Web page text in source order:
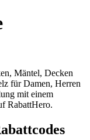
Mäntel, Decken
für Damen, Herren
mit einem
RabattHero.